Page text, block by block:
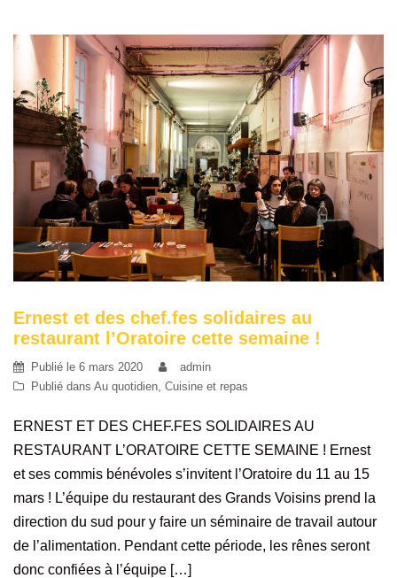
Ernest et des chef.fes solidaires au
restaurant l’Oratoire cette semaine !
Publié le 6 mars 2020
admin
Publié dans Au quotidien Cuisine et repas
ERNEST ET DES CHEF.FES SOLIDAIRES AU
RESTAURANT L’ORATOIRE CETTE SEMAINE ! Ernest
et ses commis bénévoles s’invitent l’Oratoire du 11 au 15
mars ! L’équipe du restaurant des Grands Voisins prend la
direction du sud pour y faire un séminaire de travail autour
de l’alimentation. Pendant cette période, les rênes seront
donc confiées à l’équipe […]